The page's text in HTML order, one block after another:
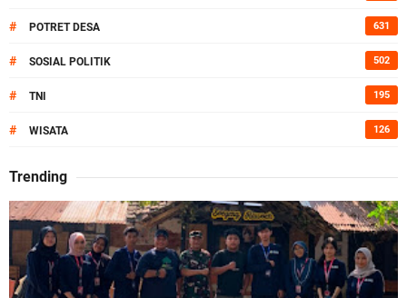
# POTRET DESA 631
# SOSIAL POLITIK 502
# TNI 195
# WISATA 126
Trending